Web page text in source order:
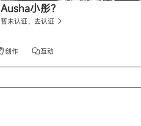
Ausha小彤?
暂未认证，去认证
创作 互动